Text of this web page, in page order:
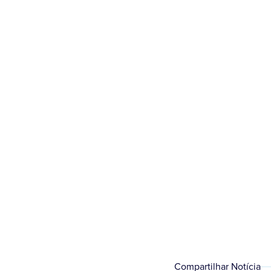
Compartilhar Notícia